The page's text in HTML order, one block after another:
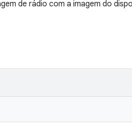
de rádio com a imagem do